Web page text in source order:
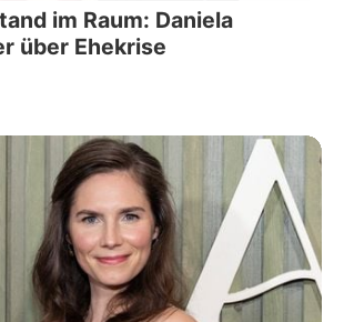
im Raum: Daniela
über Ehekrise